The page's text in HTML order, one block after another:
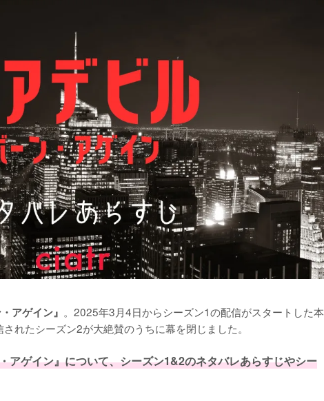
アゲイン』 。2025年3月4日からシーズン1の配信がスタートした本
れたシーズン2が大絶賛のうちに幕を閉じました。
アゲイン』について、シーズン1&2のネタバレあらすじやシー